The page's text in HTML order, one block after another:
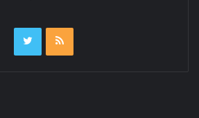
écoute enfin tous les
pas unique­ment les auto­mo­